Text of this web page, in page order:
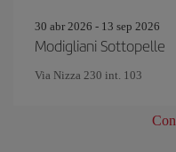
30 abr 2026 - 13 sep 2026
Modigliani Sottopelle
Via Nizza 230 int. 103